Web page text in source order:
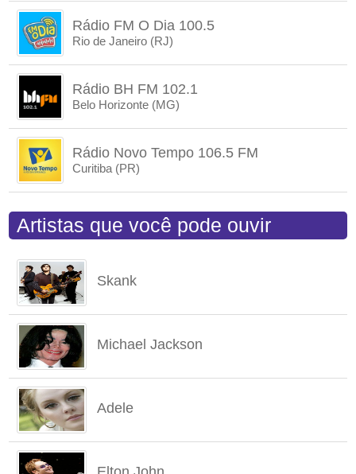
Rádio FM O Dia 100.5
Rio de Janeiro (RJ)
Rádio BH FM 102.1
Belo Horizonte (MG)
Rádio Novo Tempo 106.5 FM
Curitiba (PR)
Artistas que você pode ouvir
Skank
Michael Jackson
Adele